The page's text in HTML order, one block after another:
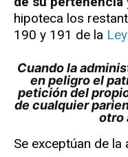
hipoteca los
190 y 191 de la
Cuando la administración de los padres ponga
en peligro el
petición del
de cualquier
otro
Se exceptúan de